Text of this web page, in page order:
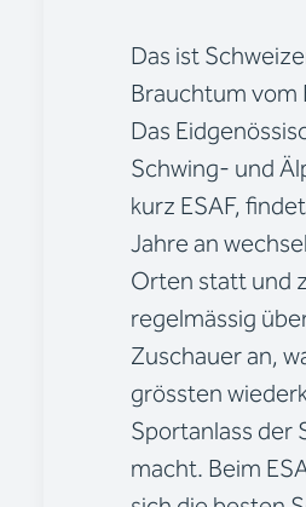
Das ist
Brauchtum vom
Das
Schwing- und
kurz ESAF,
Jahre an
Orten statt und
regelmässig
Zuschauer an,
grössten
Sportanlass der
macht. Beim